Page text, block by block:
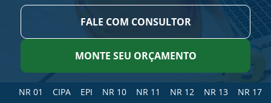
FALE COM CONSULTOR
MONTE SEU ORÇAMENTO
NR 01 CIPA EPI NR 10 NR 11 NR 12 NR 13
NR 17